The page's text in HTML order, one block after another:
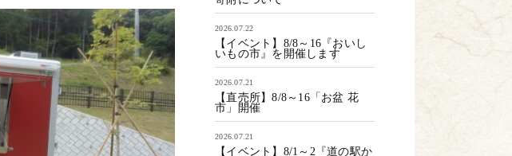
2026.07.22
【イベント】8/8～16『おいし
いもの市』を開催します
2026.07.21
【直売所】8/8～16「お盆 花
市」開催
2026.07.21
【イベント】8/1～2『道の駅か